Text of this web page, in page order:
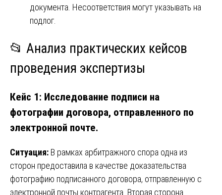
документа. Несоответствия могут указывать на
подлог.
📂 Анализ практических кейсов
проведения экспертизы
Кейс 1: Исследование подписи на
фотографии договора, отправленного по
электронной почте.
Ситуация: В рамках арбитражного спора одна из
сторон предоставила в качестве доказательства
фотографию подписанного договора, отправленную с
электронной почты контрагента. Вторая сторона